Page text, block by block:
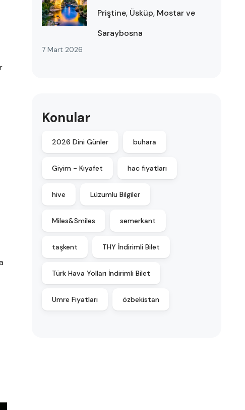
Priştine, Üsküp, Mostar ve
Saraybosna
7 Mart 2026
Konular
2026 Dini Günler buhara
Giyim - Kıyafet hac fiyatları
hive Lüzumlu Bilgiler
Miles&Smiles semerkant
taşkent THY İndirimli Bilet
Türk Hava Yolları İndirimli Bilet
Umre Fiyatları özbekistan